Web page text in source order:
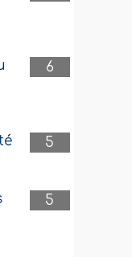
6
5
5